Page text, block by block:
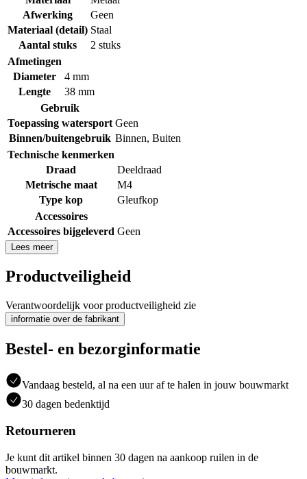
Afwerking
Geen
Materiaal (detail) Staal
Aantal stuks
2 stuks
Afmetingen
Diameter
4 mm
Lengte
38 mm
Gebruik
Toepassing watersport Geen
Binnen/buitengebruik Binnen, Buiten
Technische kenmerken
Draad
Deeldraad
Metrische maat
M4
Type kop
Gleufkop
Accessoires
Accessoires bijgeleverd Geen
Lees meer
Productveiligheid
Verantwoordelijk voor productveiligheid zie
informatie over de fabrikant
Bestel- en bezorginformatie
Vandaag besteld, al na een uur af te halen in jouw bouwmarkt
30 dagen bedenktijd
Retourneren
Je kunt dit artikel binnen 30 dagen na aankoop ruilen in de
bouwmarkt.